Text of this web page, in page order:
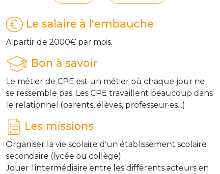
Le salaire à l'embauche
A partir de 2000€ par mois.
Bon à savoir
Le métier de CPE est un métier où chaque jour ne
se ressemble pas. Les CPE travaillent beaucoup dans
le relationnel (parents, élèves, professeur·es...)
Les missions
Organiser la vie scolaire d'un établissement scolaire
secondaire (lycée ou collège)
Jouer l'intermédiaire entre les différents acteurs en